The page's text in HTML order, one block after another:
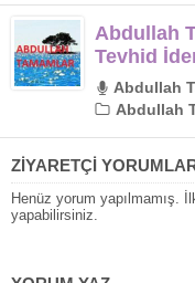
Abdullah
Tevhid
Abdullah
Abdullah
ZİYARETÇİ
Henüz yorum yapılmamış.
yapabilirsiniz.